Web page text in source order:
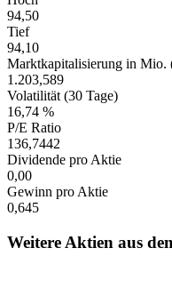
94,50
Tief
94,10
Marktkapitalisierung in Mio.
1.203,589
Volatilität (30 Tage)
16,74 %
P/E Ratio
136,7442
Dividende pro Aktie
0,00
Gewinn pro Aktie
0,645
Weitere Aktien aus